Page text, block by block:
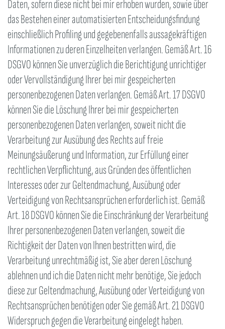
Daten, sofern diese nicht bei mir erhoben wurden, sowie über
das Bestehen einer automatisierten Entscheidungsfindung
einschließlich Profiling und gegebenenfalls aussagekräftigen
Informationen zu deren Einzelheiten verlangen. Gemäß Art. 16
DSGVO können Sie unverzüglich die Berichtigung unrichtiger
oder Vervollständigung Ihrer bei mir gespeicherten
personenbezogenen Daten verlangen. Gemäß Art. 17 DSGVO
können Sie die Löschung Ihrer bei mir gespeicherten
personenbezogenen Daten verlangen, soweit nicht die
Verarbeitung zur Ausübung des Rechts auf freie
Meinungsäußerung und Information, zur Erfüllung einer
rechtlichen Verpflichtung, aus Gründen des öffentlichen
Interesses oder zur Geltendmachung, Ausübung oder
Verteidigung von Rechtsansprüchen erforderlich ist. Gemäß
Art. 18 DSGVO können Sie die Einschränkung der Verarbeitung
Ihrer personenbezogenen Daten verlangen, soweit die
Richtigkeit der Daten von Ihnen bestritten wird, die
Verarbeitung unrechtmäßig ist, Sie aber deren Löschung
ablehnen und ich die Daten nicht mehr benötige, Sie jedoch
diese zur Geltendmachung, Ausübung oder Verteidigung von
Rechtsansprüchen benötigen oder Sie gemäß Art. 21 DSGVO
Widerspruch gegen die Verarbeitung eingelegt haben.